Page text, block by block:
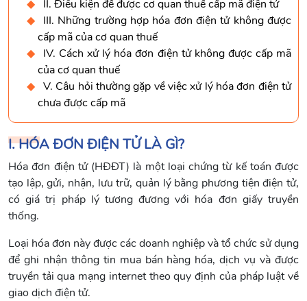
II. Điều kiện để được cơ quan thuế cấp mã điện tử
III. Những trường hợp hóa đơn điện tử không được
cấp mã của cơ quan thuế
IV. Cách xử lý hóa đơn điện tử không được cấp mã
của cơ quan thuế
V. Câu hỏi thường gặp về việc xử lý hóa đơn điện tử
chưa được cấp mã
I. HÓA ĐƠN ĐIỆN TỬ LÀ GÌ?
Hóa đơn điện tử (HĐĐT) là một loại chứng từ kế toán được
tạo lập, gửi, nhận, lưu trữ, quản lý bằng phương tiện điện tử,
có giá trị pháp lý tương đương với hóa đơn giấy truyền
thống.
Loại hóa đơn này được các doanh nghiệp và tổ chức sử dụng
để ghi nhận thông tin mua bán hàng hóa, dịch vụ và được
truyền tải qua mạng internet theo quy định của pháp luật về
giao dịch điện tử.